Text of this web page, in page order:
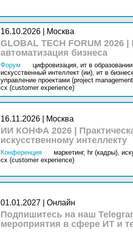
16.10.2026 | Москва
GLOBAL TECH FORUM
автоматизация бизнеса
Форум цифровизация, ит в
искусственный интеллект (ии), ит в
управление проектами (project
cx (customer experience)
16.11.2026 | Москва
ИИ КОНФА 2026 |
искусственному интеллекту
Конференция маркетинг, hr (кадры),
cx (customer experience)
01.01.2027 | Онлайн
Подпишитесь на наш
мероприятия в сфере ИТ и